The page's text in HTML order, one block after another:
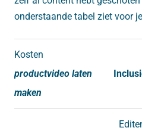
onderstaande tabel ziet voor
Kosten
productvideo laten
maken